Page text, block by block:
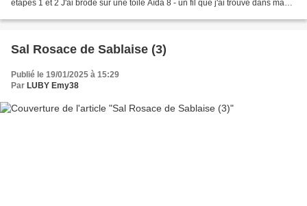
étapes 1 et 2 J'ai brodé sur une toile Aïda 8 - un fil que j'ai trouvé dans ma
Sal Rosace de Sablaise (3)
Publié le 19/01/2025 à 15:29
Par LUBY Emy38